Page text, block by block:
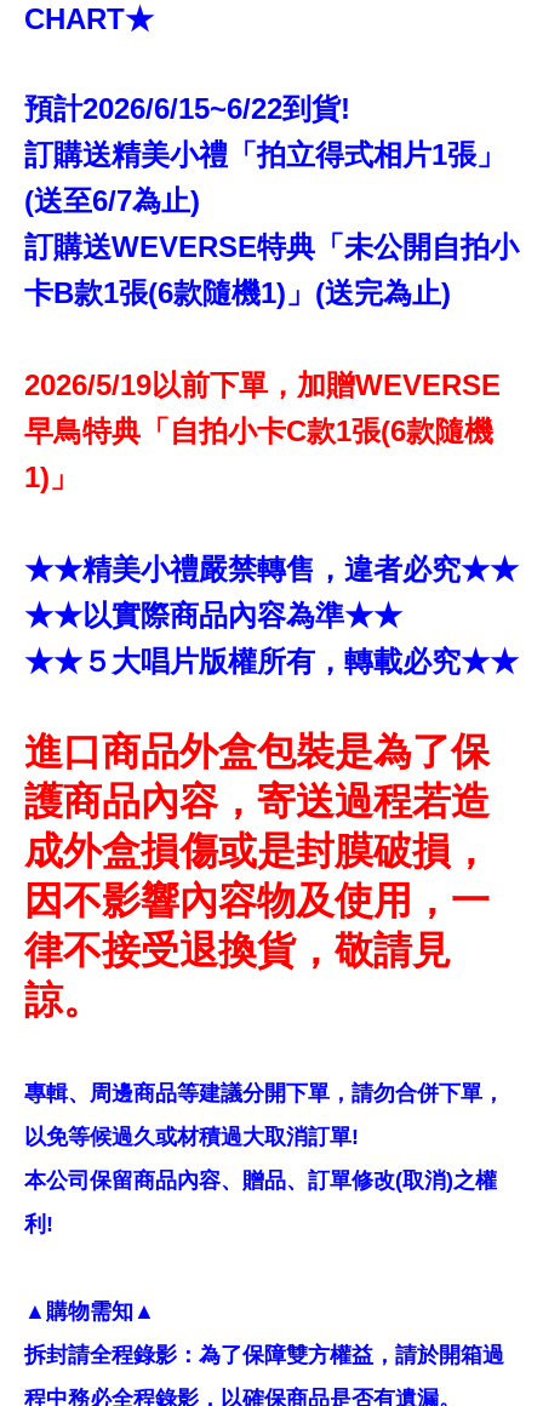
CHART★
預計2026/6/15~6/22到貨!
訂購送精美小禮「拍立得式相片1張」
(送至6/7為止)
訂購送WEVERSE特典「未公開自拍小
卡B款1張(6款隨機1)」(送完為止)
2026/5/19以前下單，加贈WEVERSE
早鳥特典「自拍小卡C款1張(6款隨機
1)」
★★精美小禮嚴禁轉售，違者必究★★
★★以實際商品內容為準★★
★★５大唱片版權所有，轉載必究★★
進口商品外盒包裝是為了保
護商品內容，寄送過程若造
成外盒損傷或是封膜破損，
因不影響內容物及使用，一
律不接受退換貨，敬請見
諒。
專輯、周邊商品等建議分開下單，請勿合併下單，
以免等候過久或材積過大取消訂單!
本公司保留商品內容、贈品、訂單修改(取消)之權
利!
▲購物需知▲
拆封請全程錄影：為了保障雙方權益，請於開箱過
程中務必全程錄影，以確保商品是否有遺漏。